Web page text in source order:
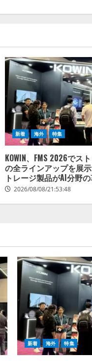
新着 海外 特集
KOWIN、FMS 2026でス
の全ラインアップを展
トレージ製品がAI分野
2026/08/08/21:53:48
新着 海外 特集